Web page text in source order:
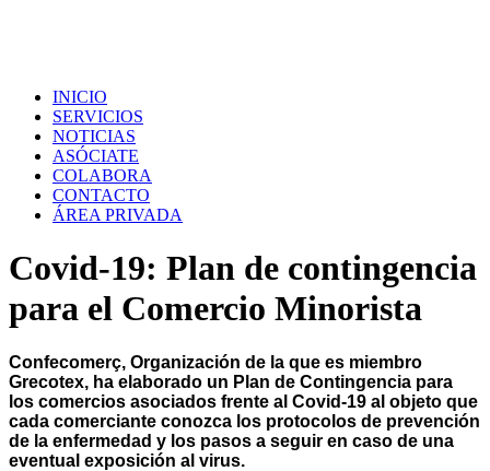
INICIO
SERVICIOS
NOTICIAS
ASÓCIATE
COLABORA
CONTACTO
ÁREA PRIVADA
Covid-19: Plan de contingencia
para el Comercio Minorista
Confecomerç, Organización de la que es miembro
Grecotex, ha elaborado un Plan de Contingencia para
los comercios asociados frente al Covid-19 al objeto que
cada comerciante conozca los protocolos de prevención
de la enfermedad y los pasos a seguir en caso de una
eventual exposición al virus.